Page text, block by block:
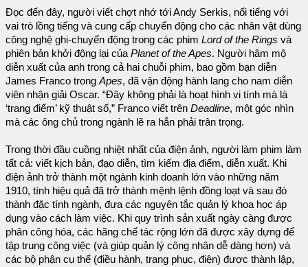
Đọc đến đây, người viết chợt nhớ tới Andy Serkis, nổi tiếng với
vai trò lồng tiếng và cung cấp chuyển động cho các nhân vật dùng
công nghệ ghi-chuyển động trong các phim Lord of the Rings và
phiên bản khởi động lại củaPlanet of the Apes. Người hâm mộ
diễn xuất của anh trong cả hai chuỗi phim, bao gồm bạn diễn
James Franco trongApes, đã vận động hành lang cho nam diễn
viên nhận giải Oscar. “Đây không phải là hoạt hình vi tính mà là
‘trang điểm’ kỹ thuật số,” Franco viết trên Deadline, một góc nhìn
mà các ông chủ trong ngành lẽ ra hẳn phải trân trọng.
Trong thời đầu cuồng nhiệt nhất của điện ảnh, người làm phim làm
tất cả: viết kịch bản, đạo diễn, tìm kiếm địa điểm, diễn xuất. Khi
điện ảnh trở thành một ngành kinh doanh lớn vào những năm
1910, tính hiệu quả đã trở thành mệnh lệnh đồng loạt và sau đó
thành đặc tính ngành, đưa các nguyên tắc quản lý khoa học áp
dụng vào cách làm việc. Khi quy trình sản xuất ngày càng được
phân công hóa, các hãng chế tác rộng lớn đã được xây dựng để
tập trung công việc (và giúp quản lý công nhân dễ dàng hơn) và
các bộ phận cụ thể (điều hành, trang phục, điện) được thành lập,